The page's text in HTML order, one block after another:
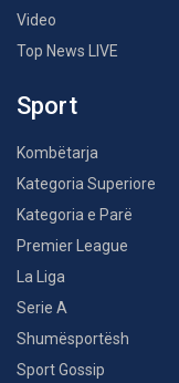
Video
Top News LIVE
Sport
Kombëtarja
Kategoria Superiore
Kategoria e Parë
Premier League
La Liga
Serie A
Shumësportësh
Sport Gossip